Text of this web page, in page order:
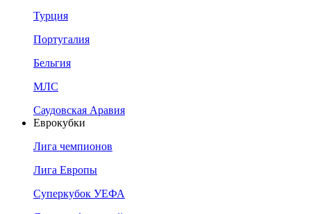
Турция
Португалия
Бельгия
МЛС
Саудовская Аравия
Еврокубки
Лига чемпионов
Лига Европы
Суперкубок УЕФА